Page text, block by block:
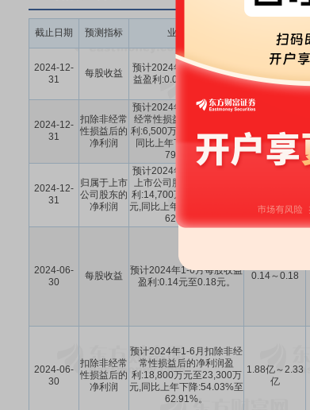
截止日期 预测指标 业绩变动 预测数值(元)
2024-12-
31
每股收益
预计2024年1-12月每股收
益盈利:0.09元至0.12元。
0.09～0.12
2024-12-
31
扣除非经常
性损益后的
净利润
预计2024年1-12月扣除非
经常性损益后的净利润盈
利:6,500万元至9,700万元,
同比上年下降:69.15%至
79.33%。
9700万
2024-12-
31
归属于上市
公司股东的
净利润
预计2024年1-12月归属于
上市公司股东的净利润盈
利:14,700万元至21,300万
元,同比上年下降:45.62%至
62.47%。
2024-06-
30
每股收益
预计2024年1-6月每股收益
盈利:0.14元至0.18元。
0.14～0.18
2024-06-
30
扣除非经常
性损益后的
净利润
预计2024年1-6月扣除非经
常性损益后的净利润盈
利:18,800万元至23,300万
元,同比上年下降:54.03%至
62.91%。
1.88亿～2.33
亿